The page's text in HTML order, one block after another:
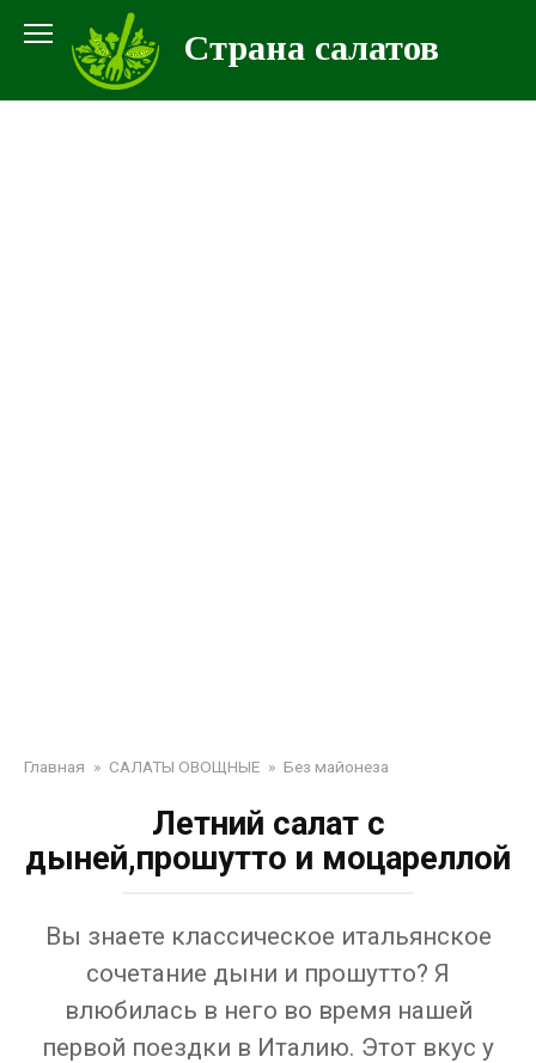
контенту
Страна салатов
Главная » САЛАТЫ ОВОЩНЫЕ » Без майонеза
Летний салат с
дыней,прошутто и моцареллой
Вы знаете классическое итальянское
сочетание дыни и прошутто? Я
влюбилась в него во время нашей
первой поездки в Италию. Этот вкус у